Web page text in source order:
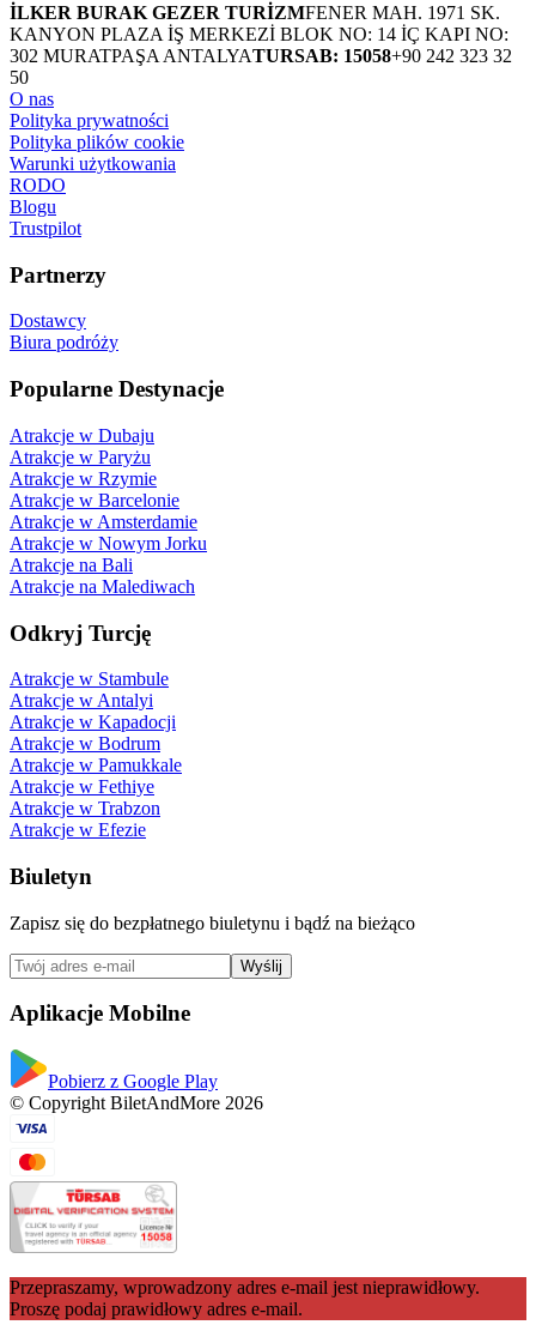
İLKER BURAK GEZER TURİZMFENER MAH. 1971 SK.
KANYON PLAZA İŞ MERKEZİ BLOK NO: 14 İÇ KAPI NO:
302 MURATPAŞA ANTALYATURSAB: 15058+90 242 323 32
50
O nas
Polityka prywatności
Polityka plików cookie
Warunki użytkowania
RODO
Blogu
Trustpilot
Partnerzy
Dostawcy
Biura podróży
Popularne Destynacje
Atrakcje w Dubaju
Atrakcje w Paryżu
Atrakcje w Rzymie
Atrakcje w Barcelonie
Atrakcje w Amsterdamie
Atrakcje w Nowym Jorku
Atrakcje na Bali
Atrakcje na Malediwach
Odkryj Turcję
Atrakcje w Stambule
Atrakcje w Antalyi
Atrakcje w Kapadocji
Atrakcje w Bodrum
Atrakcje w Pamukkale
Atrakcje w Fethiye
Atrakcje w Trabzon
Atrakcje w Efezie
Biuletyn
Zapisz się do bezpłatnego biuletynu i bądź na bieżąco
Wyślij
Aplikacje Mobilne
Pobierz z Google Play
© Copyright BiletAndMore 2026
Przepraszamy, wprowadzony adres e-mail jest nieprawidłowy.
Proszę podaj prawidłowy adres e-mail.